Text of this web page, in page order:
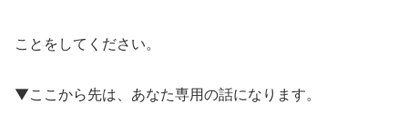
ことをしてください。
▼ここから先は、あなた専用の話になります。